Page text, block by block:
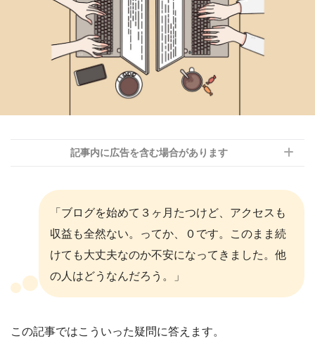
記事内に広告を含む場合があります
「ブログを始めて３ヶ月たつけど、アクセスも
収益も全然ない。ってか、０です。このまま続
けても大丈夫なのか不安になってきました。他
の人はどうなんだろう。」
この記事ではこういった疑問に答えます。